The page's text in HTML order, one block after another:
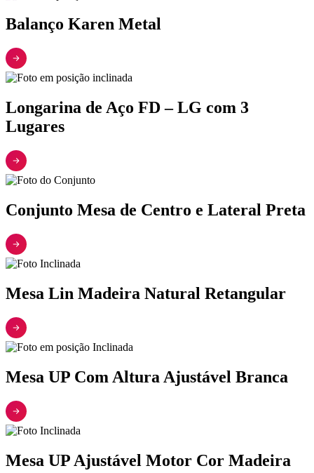
Balanço Karen Metal
Longarina de Aço FD – LG com 3
Lugares
Conjunto Mesa de Centro e Lateral Preta
Mesa Lin Madeira Natural Retangular
Mesa UP Com Altura Ajustável Branca
Mesa UP Ajustável Motor Cor Madeira